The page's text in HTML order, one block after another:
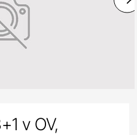
v OV,